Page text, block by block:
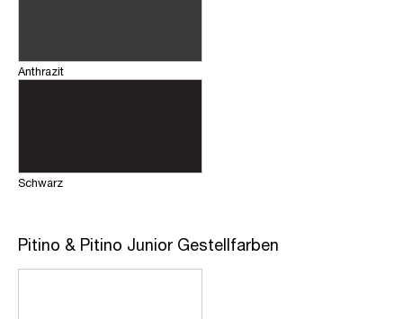
Anthrazit
Schwarz
Pitino & Pitino Junior Gestellfarben